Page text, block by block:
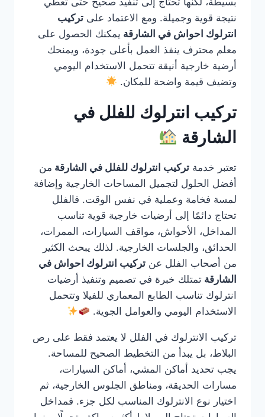
نتيجة قوية وجميلة. ومع الاعتماد على تركيب
انترلوك احواش في الشارقة يمكنك الحصول على
معلم محترف ينفذ العمل بأعلى جودة، ويمنحك
أرضية خارجية أنيقة تتحمل الاستخدام اليومي
وتضيف قيمة واضحة للمكان.
تركيب انترلوك للفلل في
الشارقة
تعتبر خدمة تركيب انترلوك للفلل في الشارقة من
أفضل الحلول لتجميل المساحات الخارجية وإضافة
لمسة فخامة وعملية في نفس الوقت. فالفلل
تحتاج دائمًا إلى أرضيات خارجية قوية تناسب
المداخل، الأحواش، مواقف السيارات، الممرات،
الحدائق، والجلسات الخارجية. لذلك يبحث الكثير
من أصحاب الفلل عن تركيب انترلوك احواش في
الشارقة تمتلك خبرة في تصميم وتنفيذ أرضيات
انترلوك تناسب الطابع المعماري للفيلا وتتحمل
الاستخدام اليومي والعوامل الجوية.
تركيب الانترلوك في الفلل لا يعتمد فقط على رص
البلاط، بل يبدأ من التخطيط الصحيح للمساحة.
يجب تحديد أماكن المشي، أماكن السيارات،
مسارات الحديقة، ومناطق الجلوس الخارجية، ثم
اختيار نوع الانترلوك المناسب لكل جزء. فمداخل